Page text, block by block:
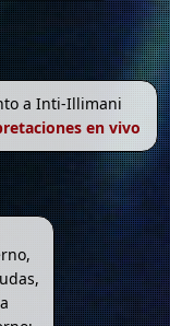
a Inti-Illimani
en vivo